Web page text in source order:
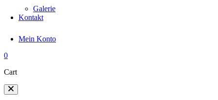
Galerie
Kontakt
Mein Konto
0
Cart